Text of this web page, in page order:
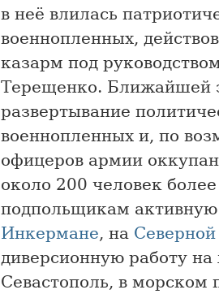
в неё влилась
военнопленных,
казарм под
Терещенко. Ближайшей
развертывание
военнопленных и, по
офицеров армии
около 200 человек
подпольщикам
Инкермане, на Северной
диверсионную работу
Севастополь, в морском